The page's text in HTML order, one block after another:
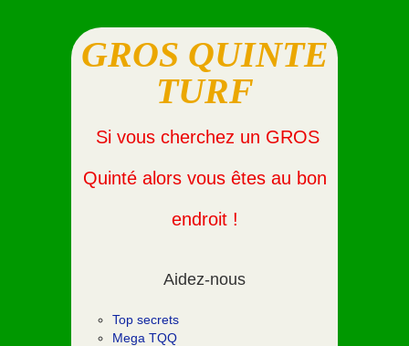
GROS QUINTE
TURF
Si vous cherchez un GROS
Quinté alors vous êtes au bon
endroit !
Aidez-nous
Top secrets
Mega TQQ